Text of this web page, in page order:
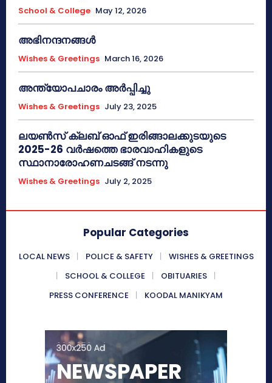
School & College May 12, 2026
അഭിനന്ദനങ്ങൾ
Wishes & Greetings March 16, 2026
അന്ത്യോപചാരം അര്‍പ്പിച്ചു
Wishes & Greetings July 23, 2025
ലയൺസ് ക്ലബ് ഓഫ് ഇരിങ്ങാലക്കുടയുടെ
2025-26 വർഷത്തെ ഭാരവാഹികളുടെ
സ്ഥാനാരോഹണചടങ്ങ് നടന്നു
Wishes & Greetings July 2, 2025
Popular Categories
LOCAL NEWS POLICE & SAFETY
WISHES & GREETINGS
SCHOOL & COLLEGE
OBITUARIES
PRESS CONFERENCE
KOODAL MANIKYAM